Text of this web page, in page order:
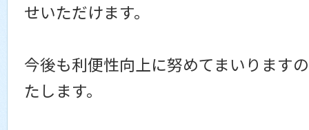
せいただけます。
今後も利便性向上に努めてまいります
たします。